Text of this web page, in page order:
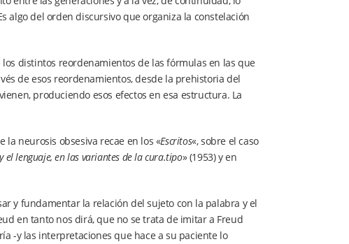
algo del orden discursivo que organiza la constelación
distintos reordenamientos de las fórmulas en las que
de esos reordenamientos, desde la prehistoria del
produciendo esos efectos en esa estructura. La
la neurosis obsesiva recae en los «Escritos«, sobre el caso
el lenguaje, en las variantes de la cura.tipo» (1953) y en
y fundamentar la relación del sujeto con la palabra y el
en tanto nos dirá, que no se trata de imitar a Freud
-y las interpretaciones que hace a su paciente lo